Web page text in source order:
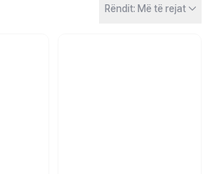
Rëndit: Më të rejat